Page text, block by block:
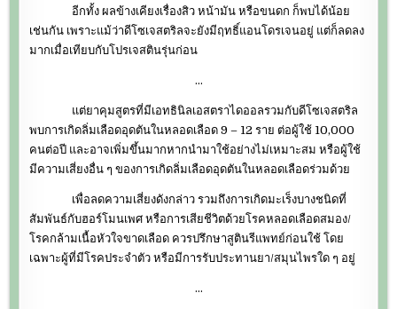
อีกทั้ง ผลข้างเคียงเรื่องสิว หน้ามัน หรือขนดก ก็พบได้น้อย
เช่นกัน เพราะแม้ว่าดีโซเจสตริลจะยังมีฤทธิ์แอนโดรเจนอยู่ แต่ก็ลดลง
มากเมื่อเทียบกับโปรเจสตินรุ่นก่อน
…
แต่ยาคุมสูตรที่มีเอทธินิลเอสตราไดออลรวมกับดีโซเจสตริล
พบการเกิดลิ่มเลือดอุดตันในหลอดเลือด 9 – 12 ราย ต่อผู้ใช้ 10,000
คนต่อปี และอาจเพิ่มขึ้นมากหากนำมาใช้อย่างไม่เหมาะสม หรือผู้ใช้
มีความเสี่ยงอื่น ๆ ของการเกิดลิ่มเลือดอุดตันในหลอดเลือดร่วมด้วย
เพื่อลดความเสี่ยงดังกล่าว รวมถึงการเกิดมะเร็งบางชนิดที่
สัมพันธ์กับฮอร์โมนเพศ หรือการเสียชีวิตด้วยโรคหลอดเลือดสมอง/
โรคกล้ามเนื้อหัวใจขาดเลือด ควรปรึกษาสูตินรีแพทย์ก่อนใช้ โดย
เฉพาะผู้ที่มีโรคประจำตัว หรือมีการรับประทานยา/สมุนไพรใด ๆ อยู่
…